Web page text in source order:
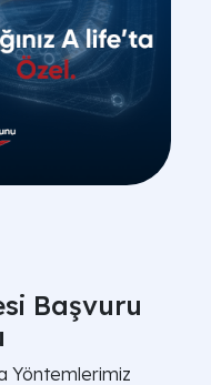
Başvuru
Yöntemlerimiz